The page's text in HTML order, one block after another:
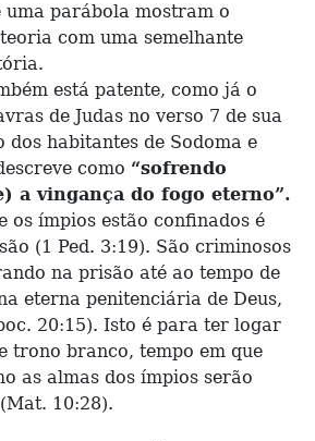
uma parábola mostram o
com uma semelhante
está patente, como já o
de Judas no verso 7 de sua
dos habitantes de Sodoma e
como “sofrendo
a vingança do fogo eterno”.
ímpios estão confinados é
(1 Ped. 3:19). São criminosos
na prisão até ao tempo de
eterna penitenciária de Deus,
20:15). Isto é para ter logar
trono branco, tempo em que
as almas dos ímpios serão
10:28).